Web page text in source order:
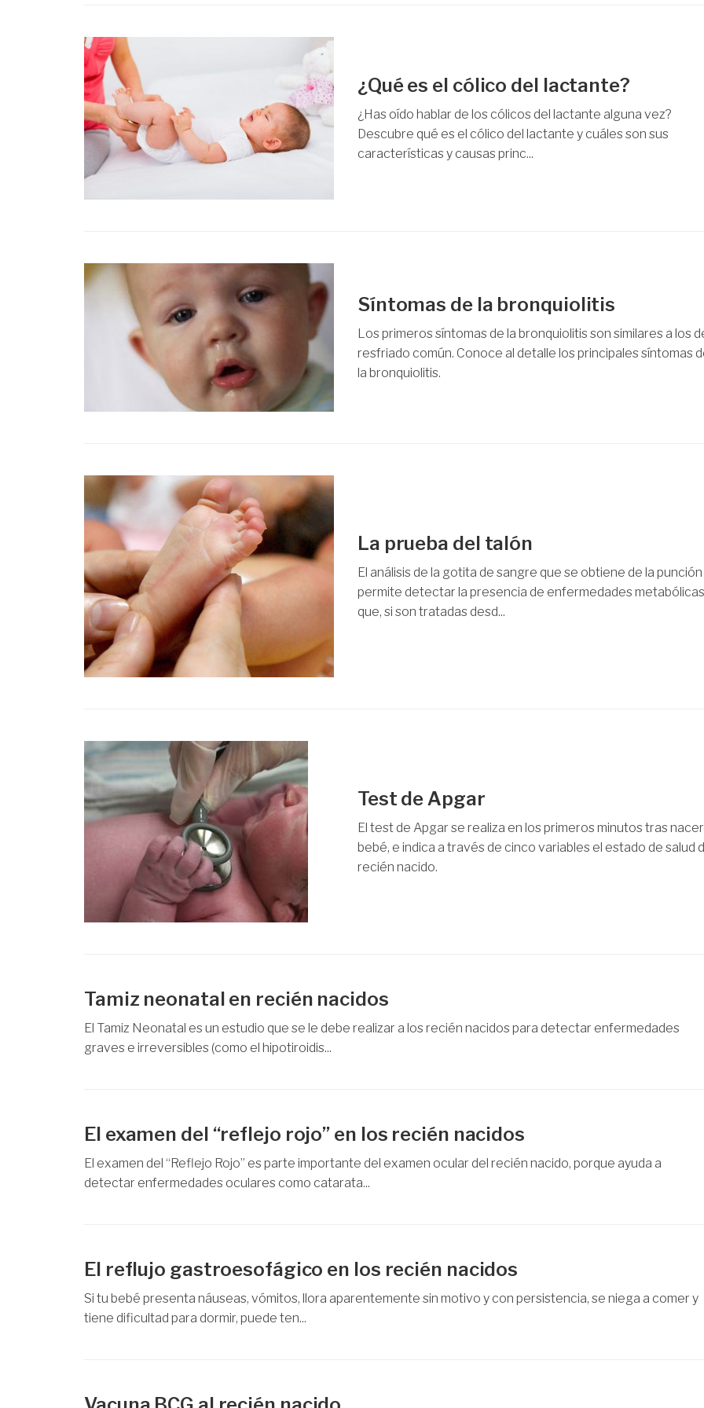
¿Qué es el cólico del lactante?
¿Has oído hablar de los cólicos del lactante alguna vez?
Descubre qué es el cólico del lactante y cuáles son sus
características y causas princ...
Síntomas de la bronquiolitis
Los primeros síntomas de la bronquiolitis son similares a los
resfriado común. Conoce al detalle los principales síntomas
la bronquiolitis.
La prueba del talón
El análisis de la gotita de sangre que se obtiene de la punción
permite detectar la presencia de enfermedades metabólicas
que, si son tratadas desd...
Test de Apgar
El test de Apgar se realiza en los primeros minutos tras nacer
bebé, e indica a través de cinco variables el estado de salud
recién nacido.
Tamiz neonatal en recién nacidos
El Tamiz Neonatal es un estudio que se le debe realizar a los recién nacidos para detectar enfermedades
graves e irreversibles (como el hipotiroidis...
El examen del “reflejo rojo” en los recién nacidos
El examen del “Reflejo Rojo” es parte importante del examen ocular del recién nacido, porque ayuda a
detectar enfermedades oculares como catarata...
El reflujo gastroesofágico en los recién nacidos
Si tu bebé presenta náuseas, vómitos, llora aparentemente sin motivo y con persistencia, se niega a comer y
tiene dificultad para dormir, puede ten...